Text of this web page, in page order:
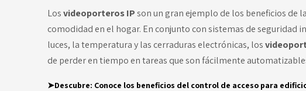
Losvideoporteros IPson un gran ejemplo de los beneficios de
comodidad en el hogar. En conjunto con sistemas de seguridad
luces, la temperatura y las cerraduras electrónicas, los
de perder en tiempo en tareas que son fácilmente
➤Descubre: Conoce los beneficios del control de acceso para